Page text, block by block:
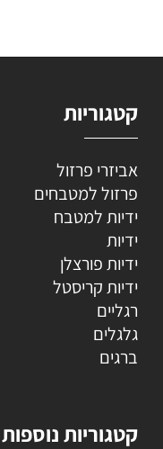
קטגוריות
אביזרי פרזול
פרזול למטבחים
ידיות למטבח
ידיות
ידיות פורצלן
ידיות קריסטל
רגליים
גלגלים
ברגים
קטגוריות נוספות